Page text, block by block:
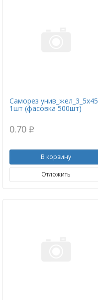
Саморез унив_жел_3_5х45
1шт (фасовка 500шт)
0.70 p
В корзину
Отложить